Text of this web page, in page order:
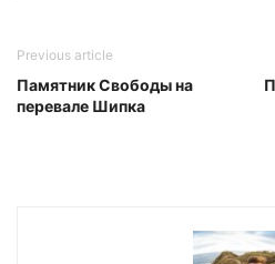
Previous article
Памятник Свободы на
перевале Шипка